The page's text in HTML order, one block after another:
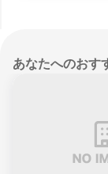
あなたへのおす